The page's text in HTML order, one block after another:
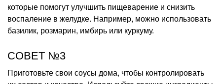
которые помогут улучшить пищеварение и снизить
воспаление в желудке. Например, можно использовать
базилик, розмарин, имбирь или куркуму.
СОВЕТ №3
Приготовьте свои соусы дома, чтобы контролировать